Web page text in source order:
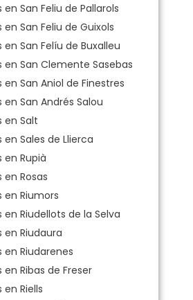
San Feliu de Pallarols
San Feliu de Guixols
San Felíu de Buxalleu
en San Clemente Sasebas
en San Aniol de Finestres
San Andrés Salou
en Salt
Sales de Llierca
en Rupià
Rosas
en Riumors
en Riudellots de la Selva
en Riudaura
en Riudarenes
Ribas de Freser
Riells